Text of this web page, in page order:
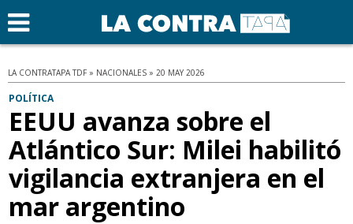
LA CONTRATAPA TDF » NACIONALES » 20 MAY 2026
POLÍTICA
EEUU avanza sobre el
Atlántico Sur: Milei habilitó
vigilancia extranjera en el
mar argentino